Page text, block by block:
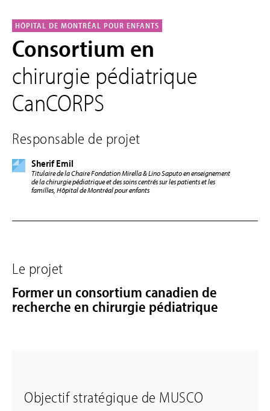
HÔPITAL DE MONTRÉAL POUR ENFANTS
Consortium en
chirurgie pédiatrique
CanCORPS
Responsable de projet
Sherif Emil
Titulaire de la Chaire Fondation Mirella & Lino Saputo en enseignement
de la chirurgie pédiatrique et des soins centrés sur les patients et les
familles, Hôpital de Montréal pour enfants
Le projet
Former un consortium canadien de
recherche en chirurgie pédiatrique
Objectif stratégique de MUSCO